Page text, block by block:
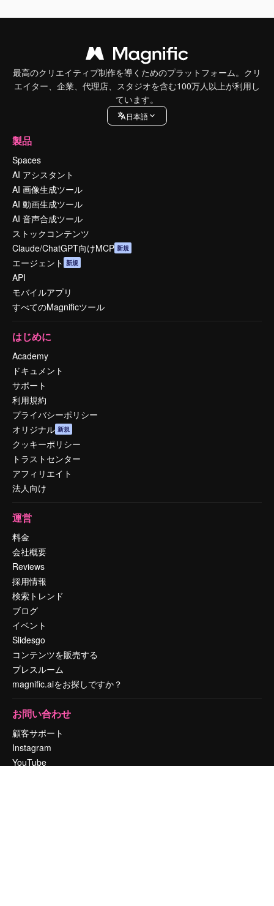
最高のクリエイティブ制作を導くためのプラットフォーム。クリ
エイター、企業、代理店、スタジオを含む100万人以上が利用し
ています。
日本語
製品
Spaces
AI アシスタント
AI 画像生成ツール
AI 動画生成ツール
AI 音声合成ツール
ストックコンテンツ
Claude/ChatGPT向けMCP 新規
エージェント 新規
API
モバイルアプリ
すべてのMagnificツール
はじめに
Academy
ドキュメント
サポート
利用規約
プライバシーポリシー
オリジナル 新規
クッキーポリシー
トラストセンター
アフィリエイト
法人向け
運営
料金
会社概要
Reviews
採用情報
検索トレンド
ブログ
イベント
Slidesgo
コンテンツを販売する
プレスルーム
magnific.aiをお探しですか？
お問い合わせ
顧客サポート
Instagram
YouTube